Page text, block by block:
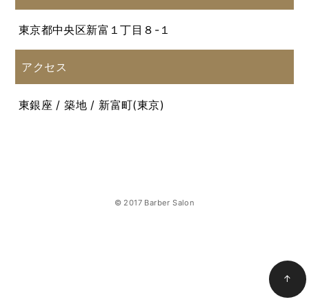
東京都中央区新富１丁目８-１
アクセス
東銀座 / 築地 / 新富町(東京)
© 2017 Barber Salon
↑